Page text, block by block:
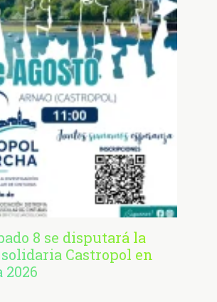
8 se disputará la
Castropol en
2026